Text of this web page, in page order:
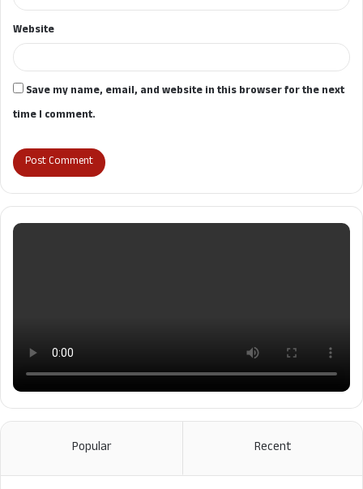
Website
Save my name, email, and website in this browser for the next
time I comment.
Popular Recent